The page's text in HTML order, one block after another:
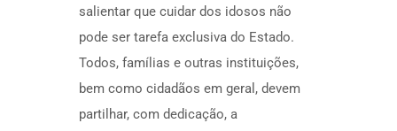
salientar que cuidar dos idosos não
pode ser tarefa exclusiva do Estado.
Todos, famílias e outras instituições,
bem como cidadãos em geral, devem
partilhar, com dedicação, a